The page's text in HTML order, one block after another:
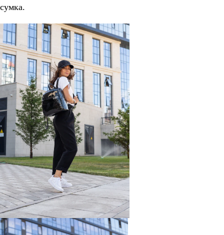
сумка.